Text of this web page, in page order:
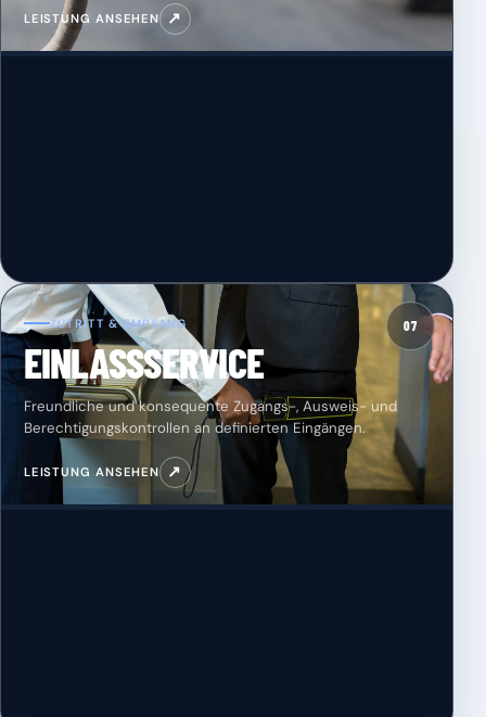
LEISTUNG ANSEHEN ↗
07
ZUTRITT & EMPFANG
EINLASSSERVICE
Freundliche und konsequente Zugangs-, Ausweis- und
Berechtigungskontrollen an definierten Eingängen.
LEISTUNG ANSEHEN ↗